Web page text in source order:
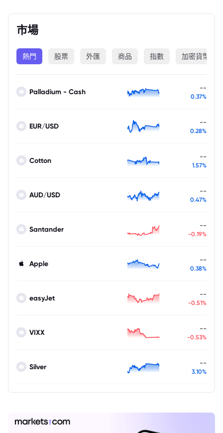
市場
熱門 股票 外匯 商品 指數 加密貨幣
Palladium - Cash --
0.37%
EUR/USD --
0.28%
Cotton --
1.57%
AUD/USD --
0.47%
Santander --
-0.19%
Apple --
0.38%
easyJet --
-0.51%
VIXX --
-0.53%
Silver --
3.10%